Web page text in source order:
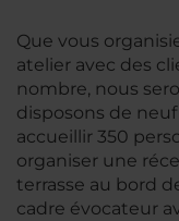
Que vous
atelier avec des
nombre, nous
disposons de
accueillir 350
organiser une
terrasse au bord
cadre évocateur